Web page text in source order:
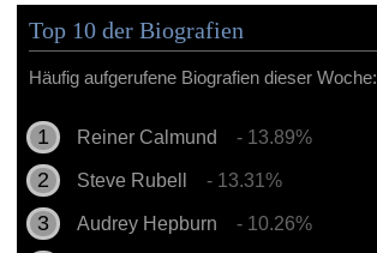
Top 10 der Biografien
Häufig aufgerufene Biografien dieser Woche:
Reiner Calmund - 13.89%
Steve Rubell - 13.31%
Audrey Hepburn - 10.26%